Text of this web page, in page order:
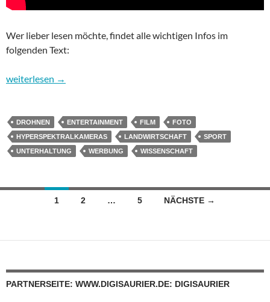
Wer lieber lesen möchte, findet alle wichtigen Infos im
folgenden Text:
Drohnen erobern die Geschäftswelt
weiterlesen →
DROHNEN ENTERTAINMENT FILM
FOTO
HYPERSPEKTRALKAMERAS
LANDWIRTSCHAFT
SPORT
UNTERHALTUNG
WERBUNG WISSENSCHAFT
Beitragsnavigation
1 2 … 5 NÄCHSTE →
PARTNERSEITE: WWW.DIGISAURIER.DE: DIGISAURIER